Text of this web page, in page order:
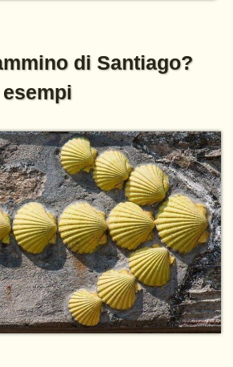
o dopo essere tornato?
di Santiago?